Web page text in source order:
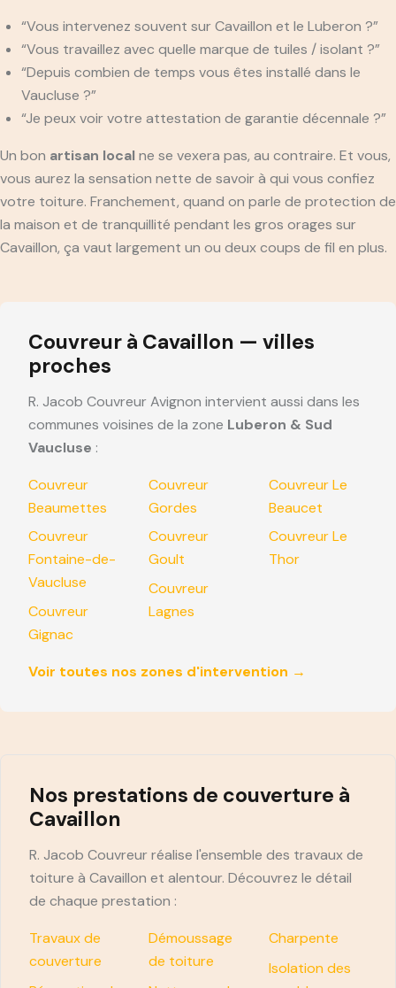
“Vous intervenez souvent sur Cavaillon et le Luberon ?”
“Vous travaillez avec quelle marque de tuiles / isolant ?”
“Depuis combien de temps vous êtes installé dans le
Vaucluse ?”
“Je peux voir votre attestation de garantie décennale ?”
Un bon artisan localne se vexera pas, au contraire. Et vous,
vous aurez la sensation nette de savoir à qui vous confiez
votre toiture. Franchement, quand on parle de protection de
la maison et de tranquillité pendant les gros orages sur
Cavaillon, ça vaut largement un ou deux coups de fil en plus.
Couvreur à Cavaillon — villes
proches
R. Jacob Couvreur Avignon intervient aussi dans les
communes voisines de la zone Luberon & Sud
Vaucluse :
Couvreur
Beaumettes
Couvreur
Fontaine-de-
Vaucluse
Couvreur
Gignac
Couvreur
Gordes
Couvreur
Goult
Couvreur
Lagnes
Couvreur Le
Beaucet
Couvreur Le
Thor
Voir toutes nos zones d'intervention →
Nos prestations de couverture à
Cavaillon
R. Jacob Couvreur réalise l'ensemble des travaux de
toiture à Cavaillon et alentour. Découvrez le détail
de chaque prestation :
Travaux de
couverture
Démoussage
de toiture
Charpente
Isolation des